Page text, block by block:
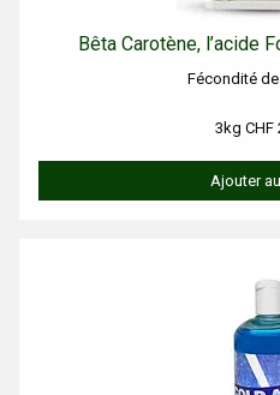
Bêta Carotène, l’acide
Fécondité
3kg CHF
Ajouter